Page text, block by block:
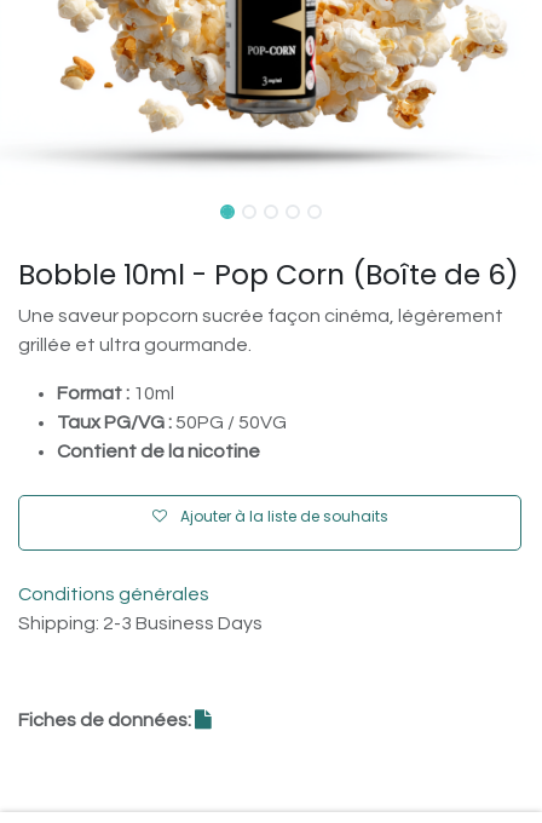
Bobble 10ml - Pop Corn (Boîte de 6)
Une saveur popcorn sucrée façon cinéma, légèrement
grillée et ultra gourmande.
Format : 10ml
Taux PG/VG :50PG / 50VG
Contient de la nicotine
Ajouter à la liste de souhaits
Conditions générales
Shipping: 2-3 Business Days
Fiches de données: